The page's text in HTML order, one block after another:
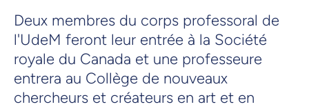
Deux membres du corps professoral de
l'UdeM feront leur entrée à la Société
royale du Canada et une professeure
entrera au Collège de nouveaux
chercheurs et créateurs en art et en